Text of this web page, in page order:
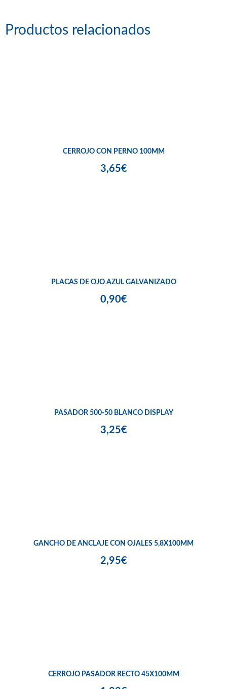
Productos relacionados
CERROJO CON PERNO 100MM
3,65€
PLACAS DE OJO AZUL GALVANIZADO
0,90€
PASADOR 500-50 BLANCO DISPLAY
3,25€
GANCHO DE ANCLAJE CON OJALES 5,8X100MM
2,95€
CERROJO PASADOR RECTO 45X100MM